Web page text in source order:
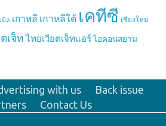
บิล เกาหลี เกาหลีใต้ เคทีซี เชียงใหม่
เจ็ท ไทยเวียตเจ็ทแอร์ ไอคอนสยาม
with us
Back issue
Contact Us